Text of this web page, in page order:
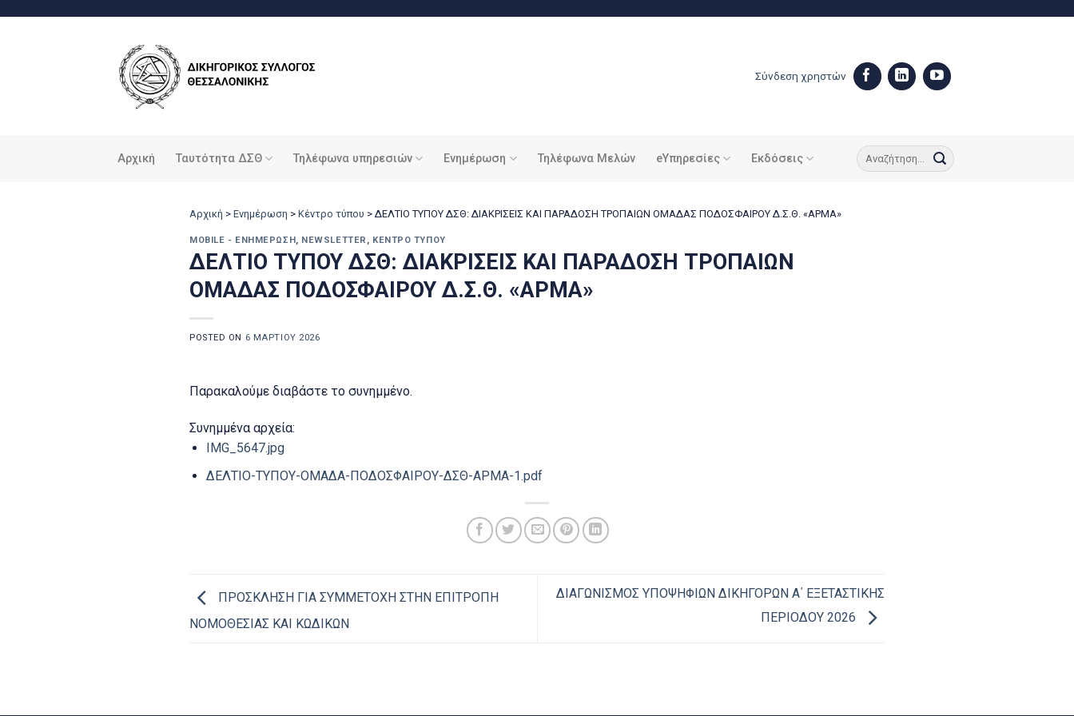
Σύνδεση χρηστών
Αρχική Ταυτότητα ΔΣΘ Τηλέφωνα υπηρεσιών Ενημέρωση Τηλέφωνα Μελών eΥπηρεσίες Εκδόσεις
Αρχική > Ενημέρωση > Κέντρο τύπου > ΔΕΛΤΙΟ ΤΥΠΟΥ ΔΣΘ: ΔΙΑΚΡΙΣΕΙΣ ΚΑΙ ΠΑΡΑΔΟΣΗ ΤΡΟΠΑΙΩΝ ΟΜΑΔΑΣ ΠΟΔΟΣΦΑΙΡΟΥ Δ.Σ.Θ. «ΑΡΜΑ»
MOBILE - ΕΝΗΜΈΡΩΣΗ, NEWSLETTER , ΚΈΝΤΡΟ ΤΎΠΟΥ
ΔΕΛΤΙΟ ΤΥΠΟΥ ΔΣΘ: ΔΙΑΚΡΙΣΕΙΣ ΚΑΙ ΠΑΡΑΔΟΣΗ ΤΡΟΠΑΙΩΝ
ΟΜΑΔΑΣ ΠΟΔΟΣΦΑΙΡΟΥ Δ.Σ.Θ. «ΑΡΜΑ»
POSTED ON 6 ΜΑΡΤΊΟΥ 2026
Παρακαλούμε διαβάστε το συνημμένο.
Συνημμένα αρχεία:
IMG_5647.jpg
ΔΕΛΤΙΟ-ΤΥΠΟΥ-ΟΜΑΔΑ-ΠΟΔΟΣΦΑΙΡΟΥ-ΔΣΘ-ΑΡΜΑ-1.pdf
ΠΡΟΣΚΛΗΣΗ ΓΙΑ ΣΥΜΜΕΤΟΧΗ ΣΤΗΝ ΕΠΙΤΡΟΠΗ
ΝΟΜΟΘΕΣΙΑΣ ΚΑΙ ΚΩΔΙΚΩΝ
ΔΙΑΓΩΝΙΣΜΟΣ ΥΠΟΨΗΦΙΩΝ ΔΙΚΗΓΟΡΩΝ Α΄ ΕΞΕΤΑΣΤΙΚΗΣ
ΠΕΡΙΟΔΟΥ 2026